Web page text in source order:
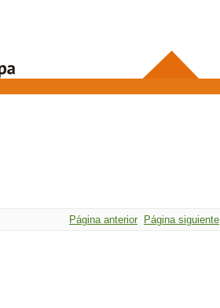
Página anterior Página siguiente